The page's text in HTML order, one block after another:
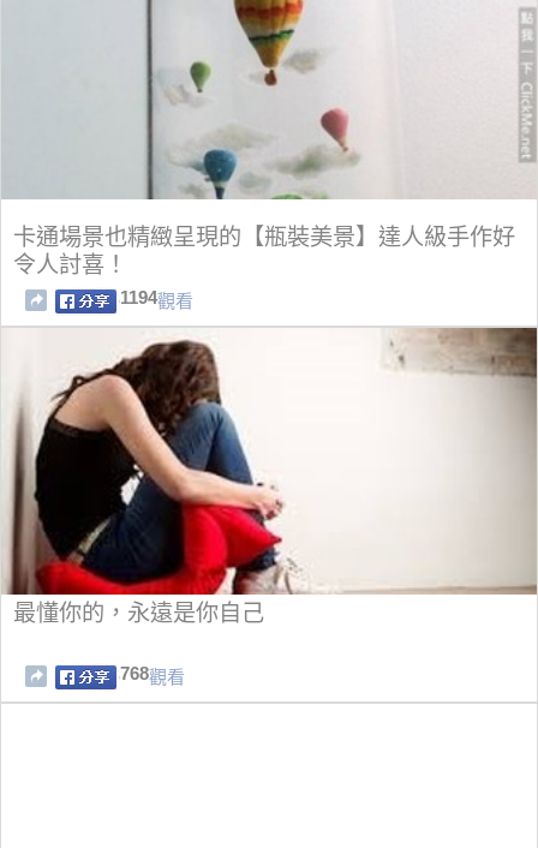
卡通場景也精緻呈現的【瓶裝美景】達人級手作好
令人討喜！
1194觀看
最懂你的，永遠是你自己
768觀看